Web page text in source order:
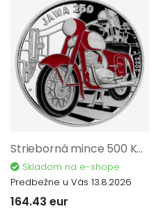
Strieborná mince 500 Kč Motocykl Jawa 250 2022 PROOF 9848
Skladom na e-shope
Predbežne u Vás 13.8.2026
164.43 eur